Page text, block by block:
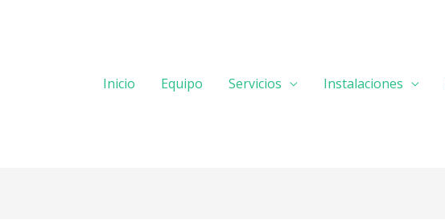
Inicio
Equipo Servicios Instalaciones